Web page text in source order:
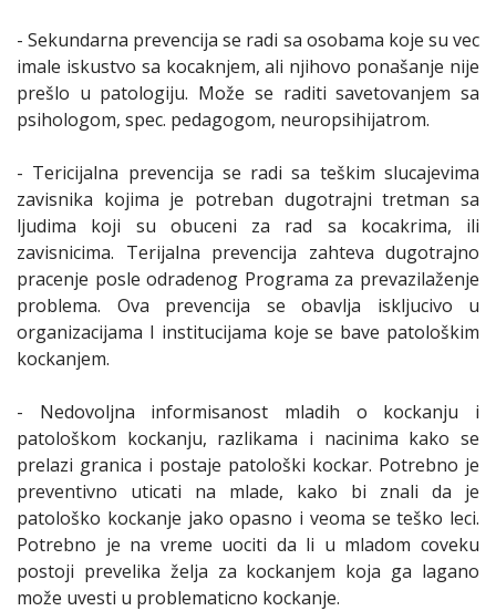
- Sekundarna prevencija se radi sa osobama koje su vec
imale iskustvo sa kocaknjem, ali njihovo ponašanje nije
prešlo u patologiju. Može se raditi savetovanjem sa
psihologom, spec. pedagogom, neuropsihijatrom.
- Tericijalna prevencija se radi sa teškim slucajevima
zavisnika kojima je potreban dugotrajni tretman sa
ljudima koji su obuceni za rad sa kocakrima, ili
zavisnicima. Terijalna prevencija zahteva dugotrajno
pracenje posle odradenog Programa za prevazilaženje
problema. Ova prevencija se obavlja iskljucivo u
organizacijama I institucijama koje se bave patološkim
kockanjem.
- Nedovoljna informisanost mladih o kockanju i
patološkom kockanju, razlikama i nacinima kako se
prelazi granica i postaje patološki kockar. Potrebno je
preventivno uticati na mlade, kako bi znali da je
patološko kockanje jako opasno i veoma se teško leci.
Potrebno je na vreme uociti da li u mladom coveku
postoji prevelika želja za kockanjem koja ga lagano
može uvesti u problematicno kockanje.